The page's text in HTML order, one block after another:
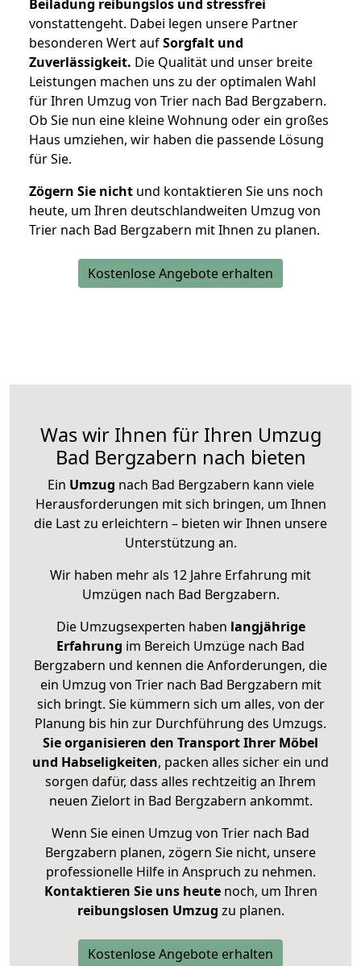
Beiladung reibungslos und stressfrei
vonstattengeht. Dabei legen unsere Partner
besonderen Wert aufSorgfalt und
Zuverlässigkeit. Die Qualität und unser breite
Leistungen machen uns zu der optimalen Wahl
für Ihren Umzug von Trier nach Bad Bergzabern.
Ob Sie nun eine kleine Wohnung oder ein großes
Haus umziehen, wir haben die passende Lösung
für Sie.
Zögern Sie nicht und kontaktieren Sie uns noch
heute, um Ihren deutschlandweiten Umzug von
Trier nach Bad Bergzabern mit Ihnen zu planen.
Kostenlose Angebote erhalten
Was wir Ihnen für Ihren Umzug
Bad Bergzabern nach bieten
Ein Umzug nach Bad Bergzabern kann viele
Herausforderungen mit sich bringen, um Ihnen
die Last zu erleichtern – bieten wir Ihnen unsere
Unterstützung an.
Wir haben mehr als 12 Jahre Erfahrung mit
Umzügen nach Bad Bergzabern.
Die Umzugsexperten haben langjährige
Erfahrung im Bereich Umzüge nach Bad
Bergzabern und kennen die Anforderungen, die
ein Umzug von Trier nach Bad Bergzabern mit
sich bringt. Sie kümmern sich um alles, von der
Planung bis hin zur Durchführung des Umzugs.
Sie organisieren den Transport Ihrer Möbel
und Habseligkeiten, packen alles sicher ein und
sorgen dafür, dass alles rechtzeitig an Ihrem
neuen Zielort in Bad Bergzabern ankommt.
Wenn Sie einen Umzug von Trier nach Bad
Bergzabern planen, zögern Sie nicht, unsere
professionelle Hilfe in Anspruch zu nehmen.
Kontaktieren Sie uns heutenoch, um Ihren
reibungslosen Umzug zu planen.
Kostenlose Angebote erhalten